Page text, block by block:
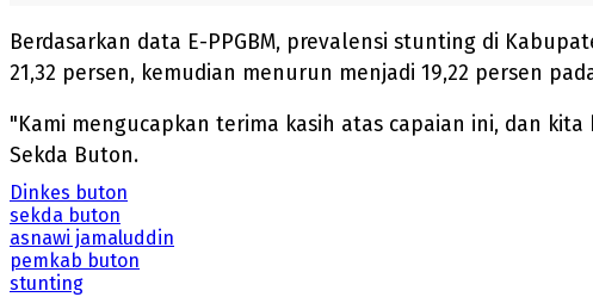
Berdasarkan data E-PPGBM, prevalensi stunting di
21,32 persen, kemudian menurun menjadi 19,22 persen
"Kami mengucapkan terima kasih atas capaian ini, dan
Sekda Buton.
Dinkes buton
sekda buton
asnawi jamaluddin
pemkab buton
stunting